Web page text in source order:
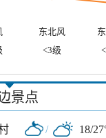
东北风
<3级
景点
/ 18/